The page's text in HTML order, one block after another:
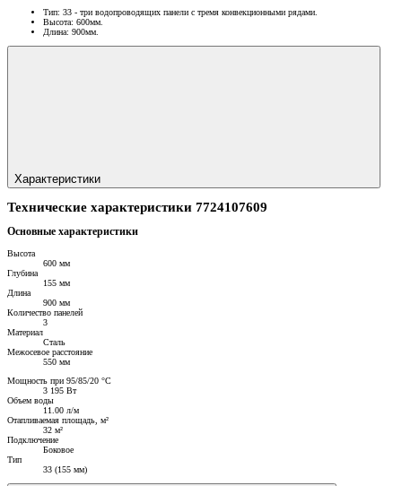
Тип: 33 - три водопроводящих панели с тремя конвекционными рядами.
Высота: 600мм.
Длина: 900мм.
Характеристики
Технические характеристики 7724107609
Основные характеристики
Высота
600 мм
Глубина
155 мм
Длина
900 мм
Количество панелей
3
Материал
Сталь
Межосевое расстояние
550 мм
Мощность при 95/85/20 °C
3 195 Вт
Объем воды
11.00 л/м
Отапливаемая площадь, м²
32 м²
Подключение
Боковое
Тип
33 (155 мм)